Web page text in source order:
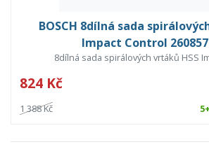
BOSCH 8dílná sada
Impact Control
8dílná sada spirálových vrtáků HSS
824 Kč
1 388 Kč